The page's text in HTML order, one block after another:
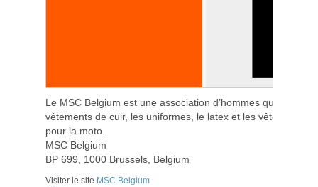
Le MSC Belgium est une association d’hommes qui
vêtements de cuir, les uniformes, le latex et les vêtements
pour la moto.
MSC Belgium
BP 699, 1000 Brussels, Belgium
Visiter le site MSC Belgium